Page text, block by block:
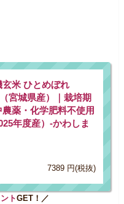
玄米 ひとめぼれ
宮城県産）｜栽培期
農薬・化学肥料不使用
年度産）-かわしま
7389 円(税抜)
トGET！／